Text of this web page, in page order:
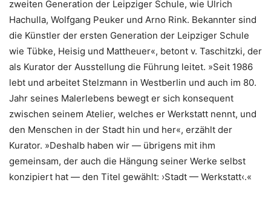
zweiten Generation der Leipziger Schule, wie Ulrich
Hachulla, Wolfgang Peuker und Arno Rink. Bekannter sind
die Künstler der ersten Generation der Leipziger Schule
wie Tübke, Heisig und Mattheuer«, betont v. Taschitzki, der
als Kurator der Ausstellung die Führung leitet. »Seit 1986
lebt und arbeitet Stelzmann in Westberlin und auch im 80.
Jahr seines Malerlebens bewegt er sich konsequent
zwischen seinem Atelier, welches er Werkstatt nennt, und
den Menschen in der Stadt hin und her«, erzählt der
Kurator. »Deshalb haben wir — übrigens mit ihm
gemeinsam, der auch die Hängung seiner Werke selbst
konzipiert hat — den Titel gewählt: ›Stadt — Werkstatt‹.«